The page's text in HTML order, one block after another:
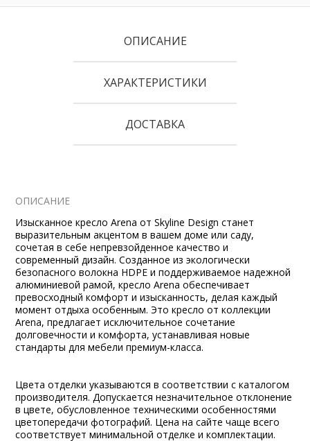
ОПИСАНИЕ
ХАРАКТЕРИСТИКИ
ДОСТАВКА
ОПИСАНИЕ
Изысканное кресло Arena от Skyline Design станет
выразительным акцентом в вашем доме или саду,
сочетая в себе непревзойденное качество и
современный дизайн. Созданное из экологически
безопасного волокна HDPE и поддерживаемое надежной
алюминиевой рамой, кресло Arena обеспечивает
превосходный комфорт и изысканность, делая каждый
момент отдыха особенным. Это кресло от коллекции
Arena, предлагает исключительное сочетание
долговечности и комфорта, устанавливая новые
стандарты для мебели премиум-класса.
Цвета отделки указываются в соответствии с каталогом
производителя. Допускается незначительное отклонение
в цвете, обусловленное техническими особенностями
цветопередачи фотографий. Цена на сайте чаще всего
соответствует минимальной отделке и комплектации.